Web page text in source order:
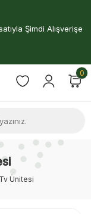
Şimdi Alışverişe
0
Ünitesi